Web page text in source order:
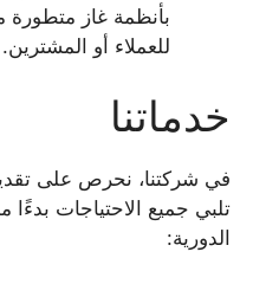
بأنظمة غاز متطورة
للعملاء أو المشترين.
خدماتنا
في شركتنا، نحرص على
تلبي جميع الاحتياجات
الدورية: